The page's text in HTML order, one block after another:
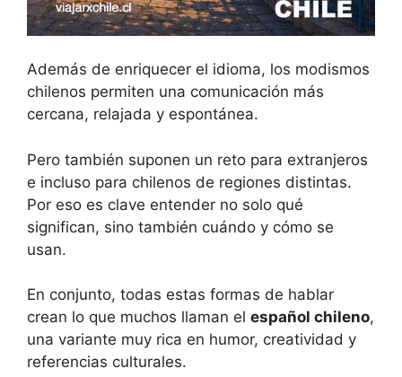
Además de enriquecer el idioma, los modismos
chilenos permiten una comunicación más
cercana, relajada y espontánea.
Pero también suponen un reto para extranjeros
e incluso para chilenos de regiones distintas.
Por eso es clave entender no solo qué
significan, sino también cuándo y cómo se
usan.
En conjunto, todas estas formas de hablar
crean lo que muchos llaman el español chileno,
una variante muy rica en humor, creatividad y
referencias culturales.